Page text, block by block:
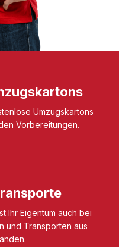
Umzugskartons
Vorbereitungen.
Ihr Eigentum auch bei
und Transporten aus